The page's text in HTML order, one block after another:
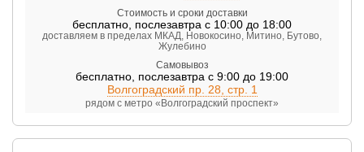
Стоимость и сроки доставки
бесплатно послезавтра с 10:00 до 18:00
доставляем в пределах МКАД, Новокосино, Митино, Бутово,
Жулебино
Самовывоз
бесплатно послезавтра с 9:00 до 19:00
Волгоградский пр. 28, стр. 1
рядом с метро «Волгоградский проспект»